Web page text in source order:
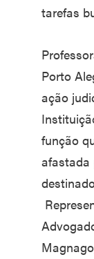
tarefas
Porto
ação
função
afastada